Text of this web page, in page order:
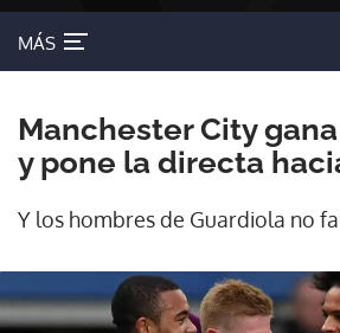
MÁS
Manchester City
y pone la directa
Y los hombres de Guardiola no